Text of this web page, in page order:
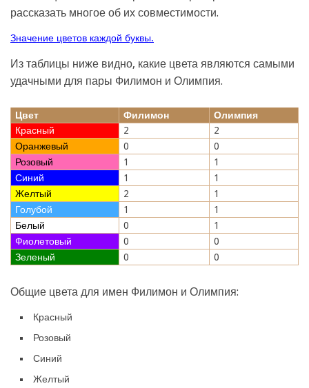
рассказать многое об их совместимости.
Значение цветов каждой буквы.
Из таблицы ниже видно, какие цвета являются самыми
удачными для пары Филимон и Олимпия.
Цвет Филимон
Олимпия
Красный
2
2
Оранжевый
0
0
Розовый
1
1
Синий
1
1
Желтый
2
1
Голубой
1
1
Белый
0
1
Фиолетовый
0
0
Зеленый
0 0
Общие цвета для имен Филимон и Олимпия:
Красный
Розовый
Синий
Желтый